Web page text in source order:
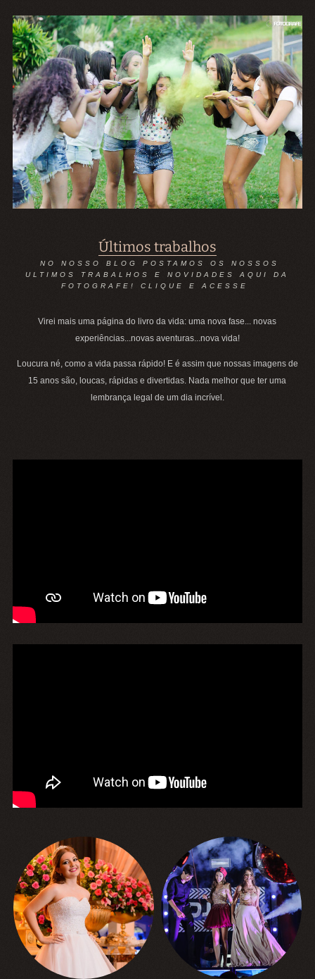
Últimos trabalhos
NO NOSSO BLOG POSTAMOS OS NOSSOS
ULTIMOS TRABALHOS E NOVIDADES AQUI DA
FOTOGRAFE! CLIQUE E ACESSE
Virei mais uma página do livro da vida: uma nova fase... novas
experiências...novas aventuras...nova vida!
Loucura né, como a vida passa rápido! E é assim que nossas imagens de
15 anos são, loucas, rápidas e divertidas. Nada melhor que ter uma
lembrança legal de um dia incrível.